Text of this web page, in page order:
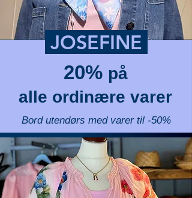
JOSEFINE
20% på
alle ordinære varer
Bord utendørs med varer til -50%